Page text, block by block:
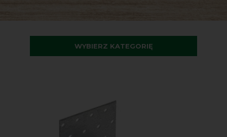
WYBIERZ KATEGORIĘ